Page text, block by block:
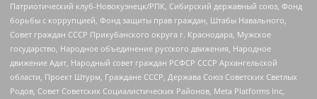
Патриотический клуб-Новокузнецк/РПК, Сибирский державный союз, Фонд
борьбы с коррупцией, Фонд защиты прав граждан, Штабы Навального,
Совет граждан СССР Прикубанского округа г. Краснодара, Мужское
государство, Народное объединение русского движения, Народное
движение Адат, Народный совет граждан РСФСР СССР Архангельской
области, Проект Штурм, Граждане СССР, Держава Союз Советских Светлых
Родов, Совет Советских Социалистических Районов, Meta Platforms Inc,